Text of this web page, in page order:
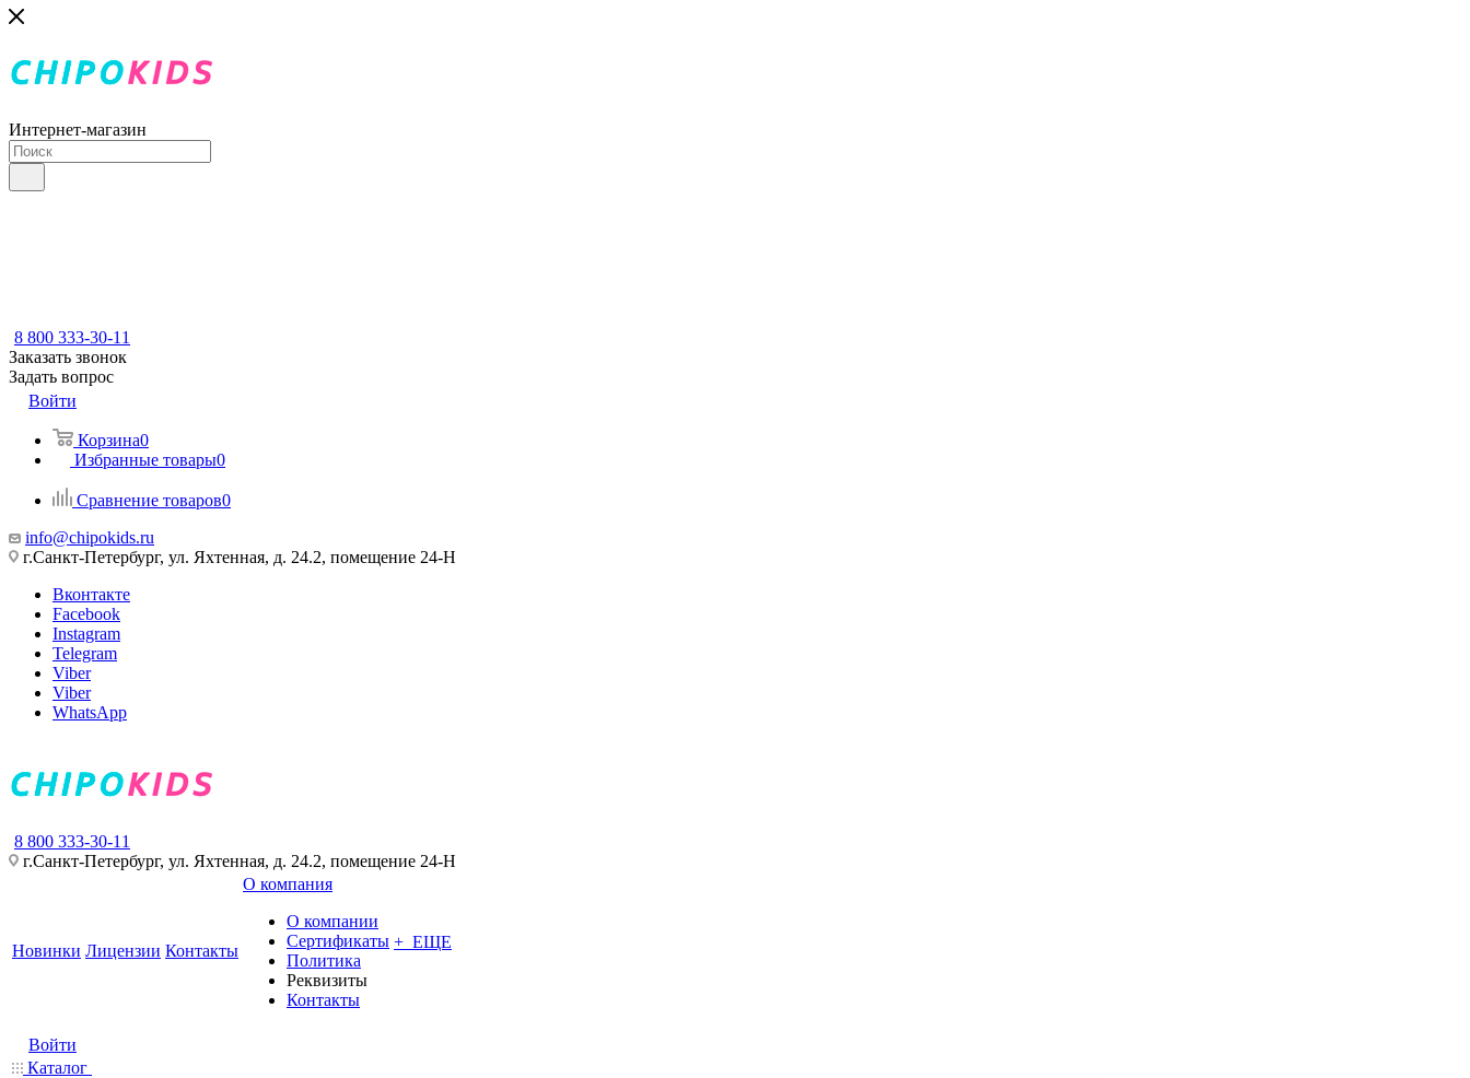
Интернет-магазин
8 800 333-30-11
Заказать звонок
Задать вопрос
Войти
Корзина0
Избранные товары0
Сравнение товаров0
info@chipokids.ru
г.Санкт-Петербург, ул. Яхтенная, д. 24.2, помещение 24-Н
Вконтакте
Facebook
Instagram
Telegram
Viber
Viber
WhatsApp
8 800 333-30-11
г.Санкт-Петербург, ул. Яхтенная, д. 24.2, помещение 24-Н
Новинки Лицензии Контакты
О компания
О компании
Сертификаты
Политика
Реквизиты
Контакты
+ ЕЩЕ
Войти
Каталог